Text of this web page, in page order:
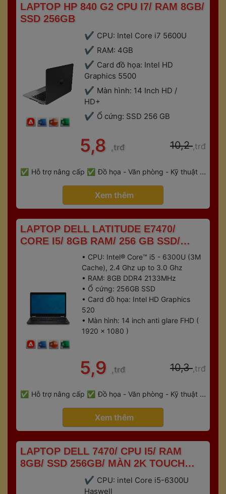
LAPTOP HP 840 G2 CPU I7/ RAM 8GB/
SSD 256GB
CPU: Intel Core i7 5600U
RAM: 4GB
Card đồ họa: Intel HD
Graphics 5500
Màn hình: 14 Inch HD /
HD+
Ổ cứng: SSD 256 GB
5,8 ,trđ 10,2 ,trđ
Hỗ trợ nâng cấp
Đồ họa - Văn phòng - Kỹ thuật -
Xem thêm
LAPTOP DELL LATITUDE E7470/
CORE I5/ 8GB RAM/ 256 GB SSD/
TOUCH SCREEN • CPU: Intel® Core™ i5 - 6300U (3M
Cache), 2.4 Ghz up to 3.0 Ghz
• RAM: 8GB DDR4 2133MHz
• Ổ cứng: 256GB SSD
• Card đồ họa: Intel HD Graphics
520
• Màn hình: 14 inch anti glare FHD (
1920 x 1080 )
5,9 ,trđ 10,3 ,trđ
Hỗ trợ nâng cấp
Đồ họa - Văn phòng - Kỹ thuật -
Xem thêm
LAPTOP DELL 7470/ CPU I5/ RAM
8GB/ SSD 256GB/ MÀN 2K TOUCH
CPU: intel Core i5-6300U
Haswell